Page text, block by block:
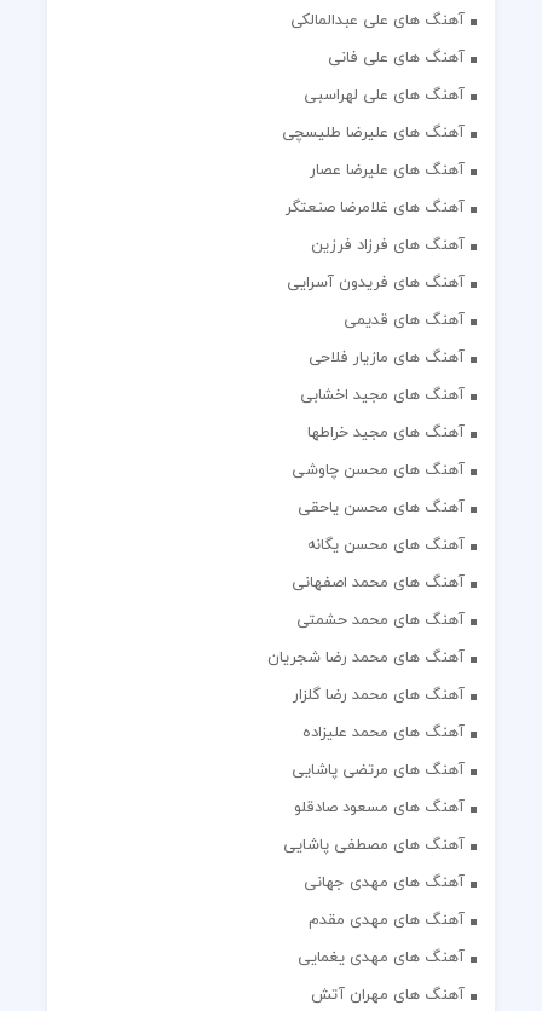
آهنگ های علی عبدالمالکی
آهنگ های علی فانی
آهنگ های علی لهراسبی
آهنگ های علیرضا طلیسچی
آهنگ های علیرضا عصار
آهنگ های غلامرضا صنعتگر
آهنگ های فرزاد فرزین
آهنگ های فریدون آسرایی
آهنگ های قدیمی
آهنگ های مازیار فلاحی
آهنگ های مجید اخشابی
آهنگ های مجید خراطها
آهنگ های محسن چاوشی
آهنگ های محسن یاحقی
آهنگ های محسن یگانه
آهنگ های محمد اصفهانی
آهنگ های محمد حشمتی
آهنگ های محمد رضا شجریان
آهنگ های محمد رضا گلزار
آهنگ های محمد علیزاده
آهنگ های مرتضی پاشایی
آهنگ های مسعود صادقلو
آهنگ های مصطفی پاشایی
آهنگ های مهدی جهانی
آهنگ های مهدی مقدم
آهنگ های مهدی یغمایی
آهنگ های مهران آتش